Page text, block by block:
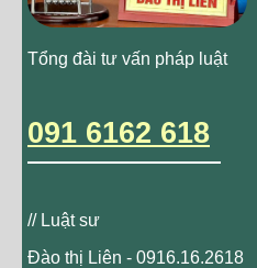
Tổng đài tư vấn pháp luật
091 6162 618
// Luật sư
Đào thị Liên - 0916.16.2618